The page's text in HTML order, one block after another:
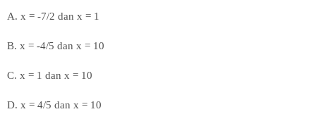
A. x = -7/2 dan x = 1
B. x = -4/5 dan x = 10
C. x = 1 dan x = 10
D. x = 4/5 dan x = 10